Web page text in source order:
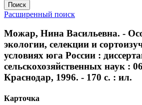
Поиск
Расширенный поиск
Можар, Нина Васильевна. -
экологии, селекции и
условиях юга России :
сельскохозяйственных наук :
Краснодар, 1996. - 170 с. : ил.
Карточка